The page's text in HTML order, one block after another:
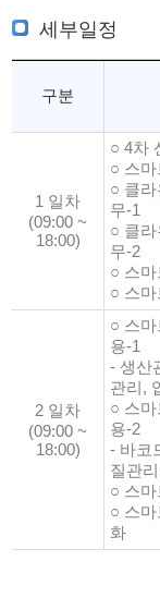
세부일정
구분
1 일차
(09:00 ~
18:00)
○ 4차
○ 스마
○ 클
무-1
○ 클
무-2
○ 스
○ 스
2 일차
(09:00 ~
18:00)
○ 스
용-1
- 생산
관리,
○ 스
용-2
- 바코
질관
○ 스
○ 스
화